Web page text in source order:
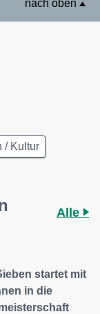
nach oben
/ Kultur
Alle
startet mit
in die